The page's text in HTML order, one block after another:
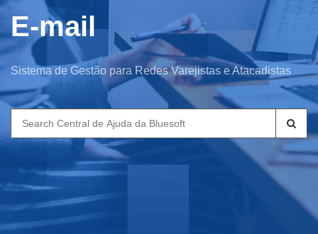
E-mail
Sistema de Gestão para Redes Varejistas e Atacadistas
Search
for: